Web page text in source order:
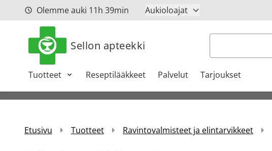
Siirry sisältöönOlemme auki 11h 39min Aukioloajat
Sellon apteekki Haku
Tuotteet Reseptilääkkeet Palvelut Tarjoukset
Etusivu Tuotteet Ravintovalmisteet ja elintarvikkeet